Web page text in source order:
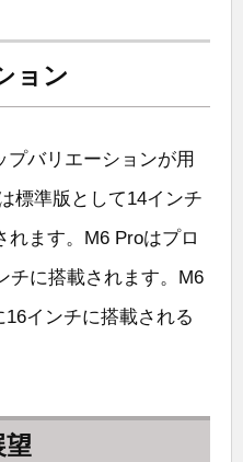
ョン
バリエーションが用
標準版として14インチ
れます。M6 Proはプロ
チに搭載されます。M6
インチに搭載される
望